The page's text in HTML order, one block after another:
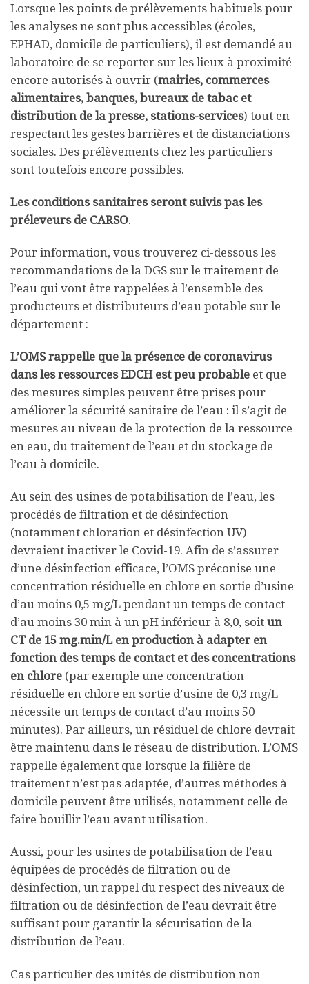
Lorsque les points de prélèvements habituels pour
les analyses ne sont plus accessibles (écoles,
EPHAD, domicile de particuliers), il est demandé au
laboratoire de se reporter sur les lieux à proximité
encore autorisés à ouvrir (mairies, commerces
alimentaires, banques, bureaux de tabac et
distribution de la presse, stations-services) tout en
respectant les gestes barrières et de distanciations
sociales. Des prélèvements chez les particuliers
sont toutefois encore possibles.
Les conditions sanitaires seront suivis pas les
préleveurs de CARSO.
Pour information, vous trouverez ci-dessous les
recommandations de la DGS sur le traitement de
l’eau qui vont être rappelées à l’ensemble des
producteurs et distributeurs d’eau potable sur le
département :
L’OMS rappelle que la présence de coronavirus
dans les ressources EDCH est peu probable et que
des mesures simples peuvent être prises pour
améliorer la sécurité sanitaire de l’eau : il s’agit de
mesures au niveau de la protection de la ressource
en eau, du traitement de l’eau et du stockage de
l’eau à domicile.
Au sein des usines de potabilisation de l’eau, les
procédés de filtration et de désinfection
(notamment chloration et désinfection UV)
devraient inactiver le Covid-19. Afin de s’assurer
d’une désinfection efficace, l’OMS préconise une
concentration résiduelle en chlore en sortie d’usine
d’au moins 0,5 mg/L pendant un temps de contact
d’au moins 30 min à un pH inférieur à 8,0, soit un
CT de 15 mg.min/L en production à adapter en
fonction des temps de contact et des concentrations
en chlore (par exemple une concentration
résiduelle en chlore en sortie d’usine de 0,3 mg/L
nécessite un temps de contact d’au moins 50
minutes). Par ailleurs, un résiduel de chlore devrait
être maintenu dans le réseau de distribution. L’OMS
rappelle également que lorsque la filière de
traitement n’est pas adaptée, d’autres méthodes à
domicile peuvent être utilisés, notamment celle de
faire bouillir l’eau avant utilisation.
Aussi, pour les usines de potabilisation de l’eau
équipées de procédés de filtration ou de
désinfection, un rappel du respect des niveaux de
filtration ou de désinfection de l’eau devrait être
suffisant pour garantir la sécurisation de la
distribution de l’eau.
Cas particulier des unités de distribution non